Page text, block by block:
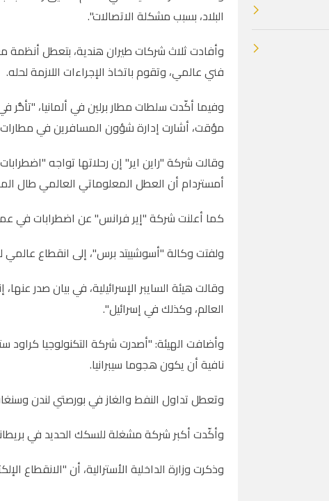
البلاد، بسبب مشكلة الاتصالات".
وأفادت ثلاث شركات طيران هندية، بتعطل أنظمة
فني عالمي، وتقوم باتخاذ الإجراءات اللازمة لحله.
وفيما أكّدت سلطات مطار برلين في ألمانيا،
مؤقت، أشارت إدارة شؤون المسافرين في
وقالت شركة "راين اير" إن رحلاتها تواجه
أمستردام أن العطل المعلوماتي العالمي طال
كما أعلنت شركة "إير فرانس" عن اضطرابات في
ولفتت وكالة "أسوشييتد برس"، إلى انقطاع عالمي
وقالت هيئة السايبر الإسرائيلية، في بيان صدر
العالم، وكذلك في إسرائيل"
.
وأضافت الهيئة: "أصدرت شركة التكنولوجيا كراود
نافية أن يكون هجوما سيبرانيا.
وتعطل تداول النفط والغاز في بورصتي لندن
وأكّدت أكبر شركة مشغلة للسكك الحديد في
وذكرت وزارة الداخلية الأسترالية، أن "الانقطاع